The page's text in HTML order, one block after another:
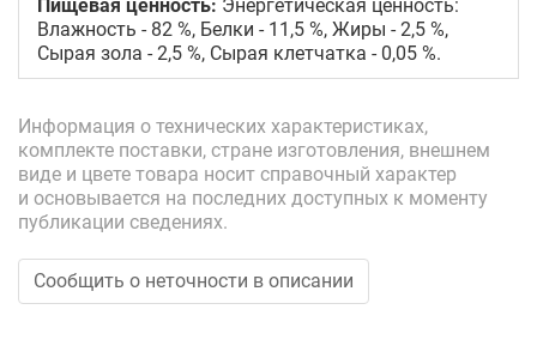
Пищевая ценность: Энергетическая ценность:
Влажность - 82 %, Белки - 11,5 %, Жиры - 2,5 %,
Сырая зола - 2,5 %, Сырая клетчатка - 0,05 %.
Информация о технических характеристиках,
комплекте поставки, стране изготовления, внешнем
виде и цвете товара носит справочный характер
и основывается на последних доступных к моменту
публикации сведениях.
Сообщить о неточности в описании